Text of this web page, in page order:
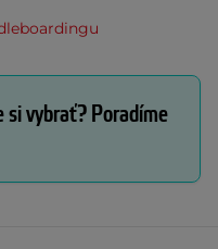
si vybrať? Poradíme